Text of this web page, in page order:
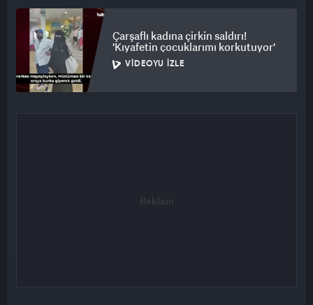
Çarşaflı kadına çirkin saldırı!
'Kıyafetin çocuklarımı korkutuyor'
VIDEOYU İZLE